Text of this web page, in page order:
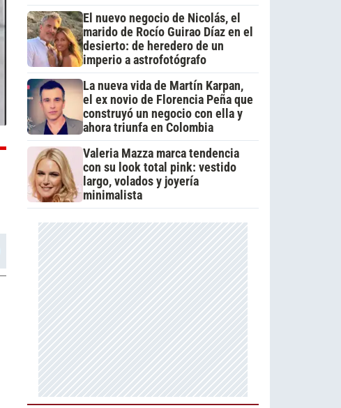
El nuevo negocio de Nicolás, el
marido de Rocío Guirao Díaz en el
desierto: de heredero de un
imperio a astrofotógrafo
La nueva vida de Martín Karpan,
el ex novio de Florencia Peña que
construyó un negocio con ella y
ahora triunfa en Colombia
Valeria Mazza marca tendencia
con su look total pink: vestido
largo, volados y joyería
minimalista